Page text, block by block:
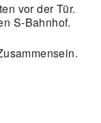
vor der Tür.
S-Bahnhof.